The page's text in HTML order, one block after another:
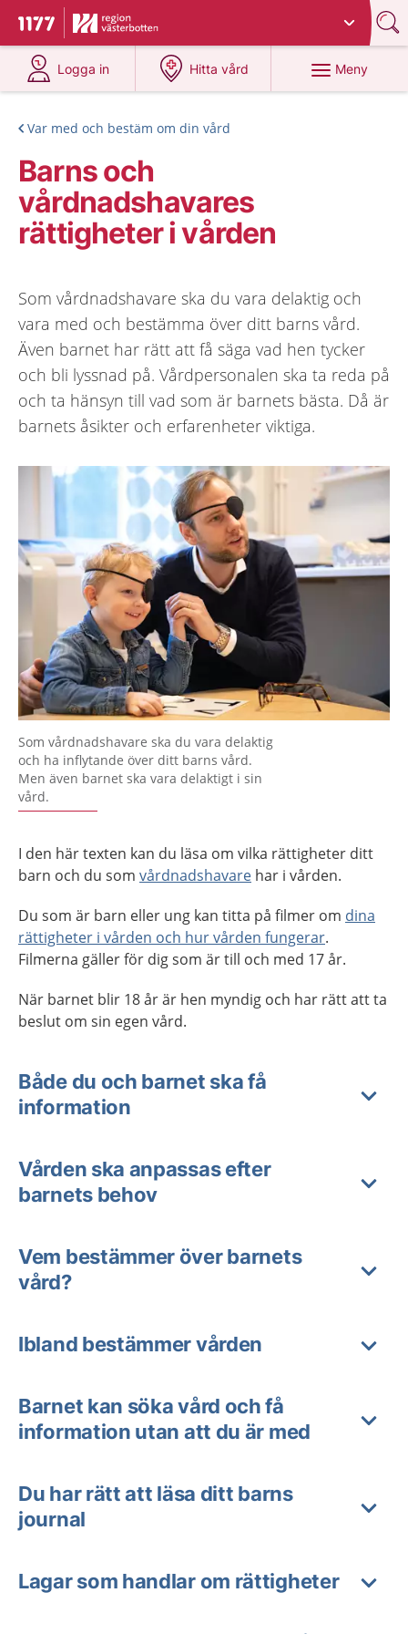
Till startsidan för 1177
Du har valt region
Logga in
på 1177.se
Hitta vård
på 1177.se
Meny
Var med och bestäm om din vård
Barns och
vårdnadshavares
rättigheter i vården
Som vårdnadshavare ska du vara delaktig och
vara med och bestämma över ditt barns vård.
Även barnet har rätt att få säga vad hen tycker
och bli lyssnad på. Vårdpersonalen ska ta reda på
och ta hänsyn till vad som är barnets bästa. Då är
barnets åsikter och erfarenheter viktiga.
Som vårdnadshavare ska du vara delaktig
och ha inflytande över ditt barns vård.
Men även barnet ska vara delaktigt i sin
vård.
I den här texten kan du läsa om vilka rättigheter ditt
barn och du som vårdnadshavare har i vården.
Du som är barn eller ung kan titta på filmer om dina
rättigheter i vården och hur vården fungerar.
Filmerna gäller för dig som är till och med 17 år.
När barnet blir 18 år är hen myndig och har rätt att ta
beslut om sin egen vård.
Både du och barnet ska få
information
Vården ska anpassas efter
barnets behov
Vem bestämmer över barnets
vård?
Ibland bestämmer vården
Barnet kan söka vård och få
information utan att du är med
Du har rätt att läsa ditt barns
journal
Lagar som handlar om rättigheter